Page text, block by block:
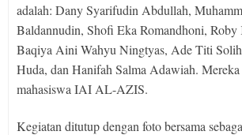
adalah: Dany Syarifudin Abdullah,
Baldannudin, Shofi Eka Romandhoni,
Baqiya Aini Wahyu Ningtyas, Ade Titi
Huda, dan Hanifah Salma Adawiah. Mereka
mahasiswa IAI AL-AZIS.
Kegiatan ditutup dengan foto bersama